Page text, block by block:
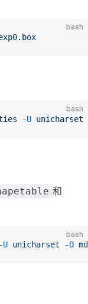
bash
bash
-U unicharset
和
bash
unicharset -O